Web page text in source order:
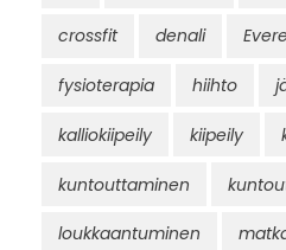
crossfit denali
fysioterapia hiihto
kalliokiipeily kiipeily
kuntouttaminen
loukkaantuminen